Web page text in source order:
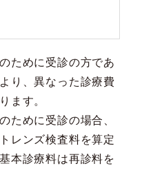
ために受診の方であ
り、異なった診療費
ます。
ために受診の場合、
レンズ検査料を算定
本診療料は再診料を